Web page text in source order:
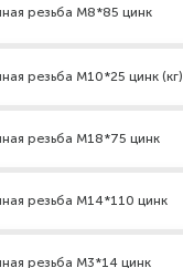
резьба М8*85 цинк
резьба М10*25 цинк (кг)
резьба М18*75 цинк
резьба М14*110 цинк
резьба М3*14 цинк